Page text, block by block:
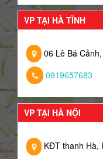
VP TẠI HÀ TĨNH
06 Lê Bá
0919657683
VP TẠI HÀ NỘI
KĐT thanh Hà,